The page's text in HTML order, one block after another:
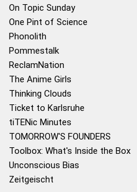
On Topic Sunday
One Pint of Science
Phonolith
Pommestalk
ReclamNation
The Anime Girls
Thinking Clouds
Ticket to Karlsruhe
tiTENic Minutes
TOMORROW'S FOUNDERS
Toolbox: What's Inside the Box
Unconscious Bias
Zeitgeischt